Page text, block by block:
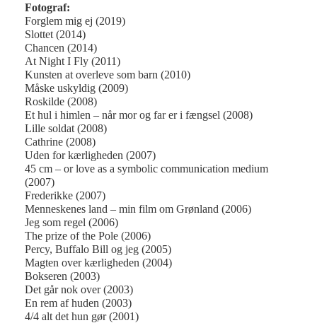
Fotograf:
Forglem mig ej (2019)
Slottet (2014)
Chancen (2014)
At Night I Fly (2011)
Kunsten at overleve som barn (2010)
Måske uskyldig (2009)
Roskilde (2008)
Et hul i himlen – når mor og far er i fængsel (2008)
Lille soldat (2008)
Cathrine (2008)
Uden for kærligheden (2007)
45 cm – or love as a symbolic communication medium
(2007)
Frederikke (2007)
Menneskenes land – min film om Grønland (2006)
Jeg som regel (2006)
The prize of the Pole (2006)
Percy, Buffalo Bill og jeg (2005)
Magten over kærligheden (2004)
Bokseren (2003)
Det går nok over (2003)
En rem af huden (2003)
4/4 alt det hun gør (2001)